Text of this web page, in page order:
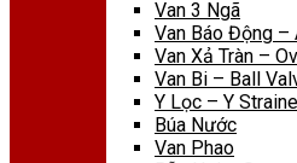
Van 3 Ngã
Van Báo Động –
Van Xả Tràn –
Van Bi – Ball
Y Lọc – Y
Búa Nước
Van Phao